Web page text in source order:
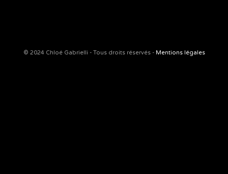
© 2024 Chloé Gabrielli - Tous droits réservés - Mentions légales